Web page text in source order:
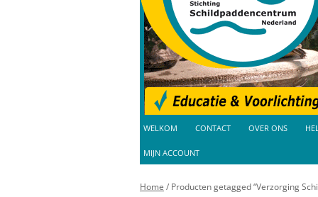
WELKOM CONTACT OVER ONS
MIJN ACCOUNT
Home / Producten getagged “Verzorging